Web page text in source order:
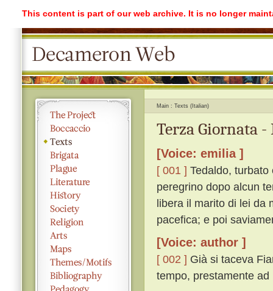
This content is part of our web archive. It is no longer
Main Texts (Italian)
Terza Giornata
[Voice: emilia ]
[ 001 ] Tedaldo,
peregrino dopo alcun
libera il marito di lei da
pacefica; e poi
[Voice: author ]
[ 002 ] Già si taceva
tempo, prestamente